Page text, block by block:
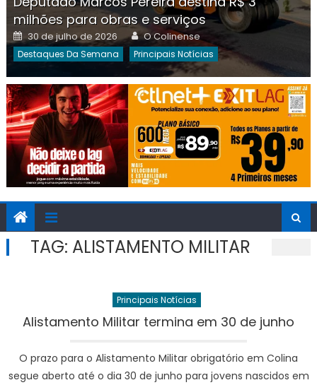
milhões para obras e serviços
Posted
on
30 de julho de 2026 Author
O Colinense
Destaques Da Semana Principais Notícias
TAG: ALISTAMENTO MILITAR
Principais Notícias
Alistamento Militar termina em 30 de junho
O prazo para o Alistamento Militar obrigatório em Colina
segue aberto até o dia 30 de junho para jovens nascidos em